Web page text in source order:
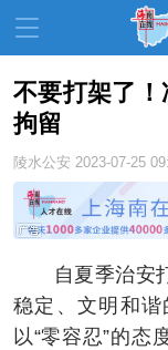
资讯中心
文体 消费
教育 健康
家装 交通
生活 演出
不要打架了
拘留
陵水公安 2023-07-25
自夏季治安打
稳定、文明和谐
以“零容忍”的态